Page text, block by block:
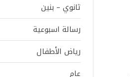
ثانوي – بنين
رسالة اسبوعية
رياض الأطفال
عام